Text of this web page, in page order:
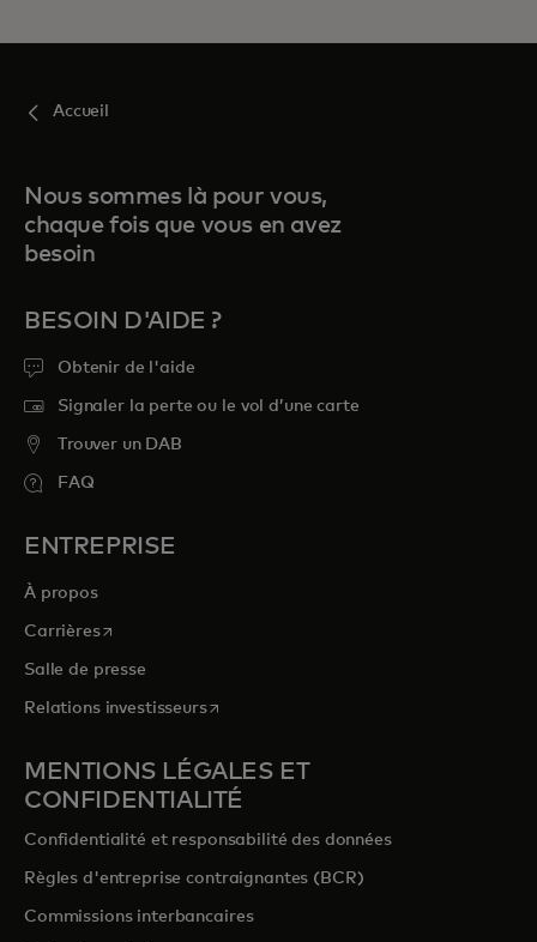
Accueil
Nous sommes là pour vous,
chaque fois que vous en avez
besoin
BESOIN D'AIDE ?
Obtenir de l'aide
Signaler la perte ou le vol d’une carte
Trouver un DAB
FAQ
ENTREPRISE
À propos
Carrièress’ouvre dans un nouvel onglet
Salle de presse
Relations investisseurss’ouvre dans un nouvel onglet
MENTIONS LÉGALES ET
CONFIDENTIALITÉ
Confidentialité et responsabilité des données
Règles d'entreprise contraignantes (BCR)
Commissions interbancaires